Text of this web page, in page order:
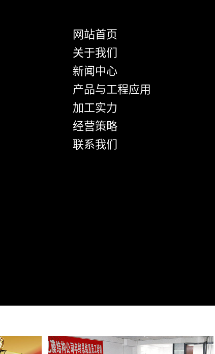
网站首页
关于我们
新闻中心
产品与工程应用
加工实力
经营策略
联系我们